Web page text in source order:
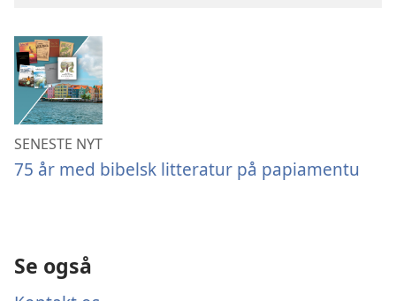
SENESTE NYT
75 år med bibelsk litteratur på papiamentu
Se også